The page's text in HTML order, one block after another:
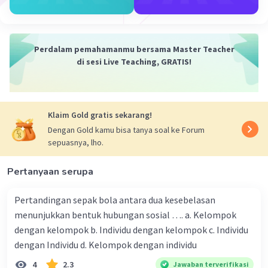
Iklan
Jawaban terverifikasi
Pertanyaan ini berkaitan dengan subjek Ilmu Sosial,
khususnya dalam topik Pemerintahan dan Kebijakan
Publik. Konsep yang ditanyakan adalah tentang
lembaga-lembaga yang berpengaruh terhadap
kebijakan pemerintah.
Penjelasan:
1. Lembaga Eksekutif: Lembaga ini berperan dalam
pembuatan kebijakan dan pelaksanaan kebijakan
pemerintah. Presiden sebagai kepala eksekutif memiliki
peran penting dalam menentukan arah kebijakan
pemerintah.
Perdalam pemahamanmu bersama Master Teacher
di sesi Live Teaching, GRATIS!
Klaim Gold gratis sekarang!
Dengan Gold kamu bisa tanya soal ke Forum
sepuasnya, lho.
Pertanyaan serupa
Pertandingan sepak bola antara dua kesebelasan
menunjukkan bentuk hubungan sosial …. a. Kelompok
dengan kelompok b. Individu dengan kelompok c. Individu
dengan Individu d. Kelompok dengan individu
4 2.3 Jawaban terverifikasi